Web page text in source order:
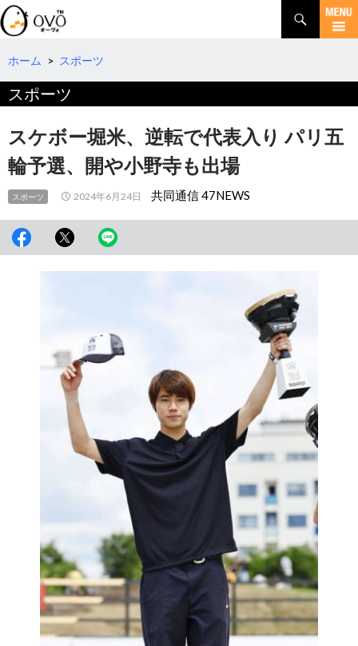
検
索
コ
テ
へ
動
ホーム > スポーツ
スポーツ
スケボー堀米、逆転で代表入り パリ五
輪予選、開や小野寺も出場
スポーツ 2024年6月24日 共同通信 47NEWS